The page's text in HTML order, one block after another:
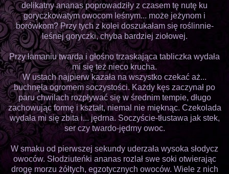
delikatny ananas poprowadziły z czasem tę nutę ku
goryczkowatym owocom leśnym... może jeżynom i
borówkom? Przy tych z kolei doszukałam się roślinnie-
leśnej goryczki, chyba bardziej ziołowej.
Przy łamaniu twarda i głośno trzaskająca tabliczka wydała
mi się też nieco krucha.
W ustach najpierw kazała na wszystko czekać aż...
buchnęła ogromem soczystości. Każdy kęs zaczynał po
paru chwilach rozpływać się w średnim tempie, długo
zachowując formę i kształt, niemal nie mięknąc. Czekolada
wydała mi się zbita i... jędrna. Soczyście-tłustawa jak stek,
ser czy twardo-jędrny owoc.
W smaku od pierwszej sekundy uderzała wysoka słodycz
owoców. Słodziuteńki ananas rozlał swe soki otwierając
drogę morzu żółtych, egzotycznych owoców. Wiele z nich